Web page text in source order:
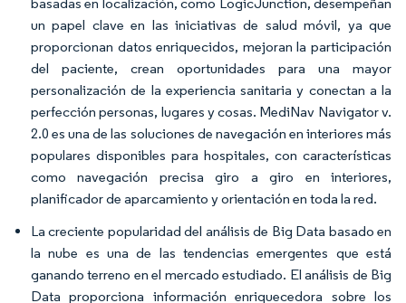
un papel clave en las iniciativas de salud móvil, ya que
proporcionan datos enriquecidos, mejoran la participación
del paciente, crean oportunidades para una mayor
personalización de la experiencia sanitaria y conectan a la
perfección personas, lugares y cosas. MediNav Navigator v.
2.0 es una de las soluciones de navegación en interiores más
populares disponibles para hospitales, con características
como navegación precisa giro a giro en interiores,
planificador de aparcamiento y orientación en toda la red.
La creciente popularidad del análisis de Big Data basado en
la nube es una de las tendencias emergentes que está
ganando terreno en el mercado estudiado. El análisis de Big
Data proporciona información enriquecedora sobre los